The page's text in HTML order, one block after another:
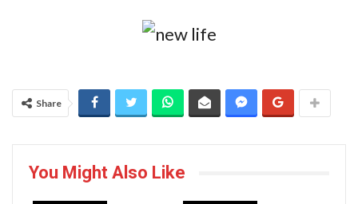
Share
You Might Also Like